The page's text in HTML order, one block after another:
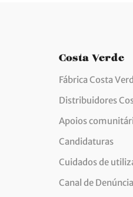
Costa Verde
Fábrica Costa
Distribuidores
Apoios
Candidaturas
Cuidados de
Canal de